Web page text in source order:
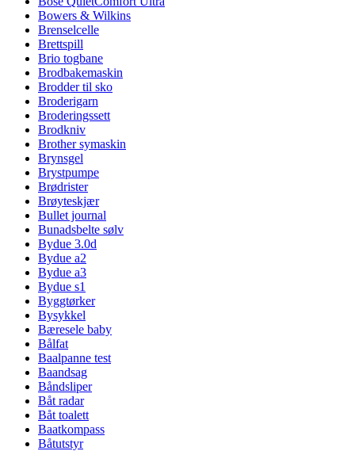
Bowers & Wilkins
Brenselcelle
Brettspill
Brio togbane
Brodbakemaskin
Brodder til sko
Broderigarn
Broderingssett
Brodkniv
Brother symaskin
Brynsgel
Brystpumpe
Brødrister
Brøyteskjær
Bullet journal
Bunadsbelte sølv
Bydue 3.0d
Bydue a2
Bydue a3
Bydue s1
Byggtørker
Bysykkel
Bæresele baby
Bålfat
Baalpanne test
Baandsag
Båndsliper
Båt radar
Båt toalett
Baatkompass
Båtutstyr